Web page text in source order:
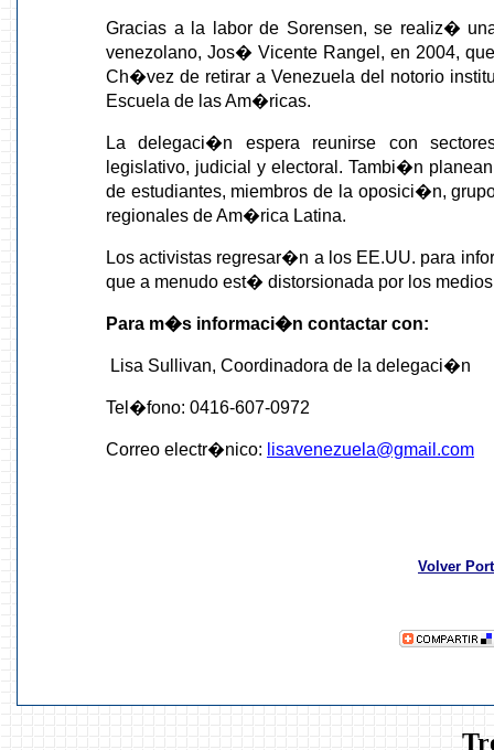
Gracias a la labor de Sorensen, se realiz�
venezolano, Jos� Vicente Rangel, en 2004,
Ch�vez de retirar a Venezuela del notorio
Escuela de las Am�ricas.
La delegaci�n espera reunirse con
legislativo, judicial y electoral. Tambi�n
de estudiantes, miembros de la oposici�n,
regionales de Am�rica Latina.
Los activistas regresar�n a los EE.UU. para
que a menudo est� distorsionada por los
Para m�s informaci�n contactar con:
Lisa Sullivan, Coordinadora de la delegaci�n
Tel�fono: 0416-607-0972
Correo electr�nico: lisavenezuela@gmail.com
Volver